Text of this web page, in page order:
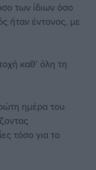
των ίδιων όσο
ήταν έντονος, με
καθ’ όλη τη
ημέρα του
τόσο για το